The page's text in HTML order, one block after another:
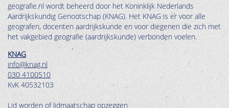
geografie.nl wordt beheerd door het Koninklijk Nederlands
Aardrijkskundig Genootschap (KNAG). Het KNAG is er voor alle
geografen, docenten aardrijkskunde en voor diegenen die zich met
het vakgebied geografie (aardrijkskunde) verbonden voelen.
KNAG
info@knag.nl
030 4100510
KvK 40532103
Lid worden of lidmaatschap opzeggen